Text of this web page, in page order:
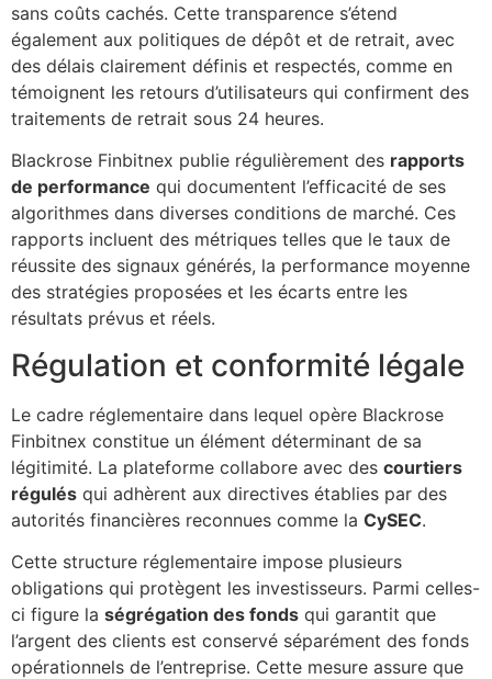
sans coûts cachés. Cette transparence s’étend
également aux politiques de dépôt et de retrait, avec
des délais clairement définis et respectés, comme en
témoignent les retours d’utilisateurs qui confirment des
traitements de retrait sous 24 heures.
Blackrose Finbitnex publie régulièrement des rapports
de performance qui documentent l’efficacité de ses
algorithmes dans diverses conditions de marché. Ces
rapports incluent des métriques telles que le taux de
réussite des signaux générés, la performance moyenne
des stratégies proposées et les écarts entre les
résultats prévus et réels.
Régulation et conformité légale
Le cadre réglementaire dans lequel opère Blackrose
Finbitnex constitue un élément déterminant de sa
légitimité. La plateforme collabore avec des courtiers
régulés qui adhèrent aux directives établies par des
autorités financières reconnues comme la CySEC.
Cette structure réglementaire impose plusieurs
obligations qui protègent les investisseurs. Parmi celles-
ci figure la ségrégation des fonds qui garantit que
l’argent des clients est conservé séparément des fonds
opérationnels de l’entreprise. Cette mesure assure que